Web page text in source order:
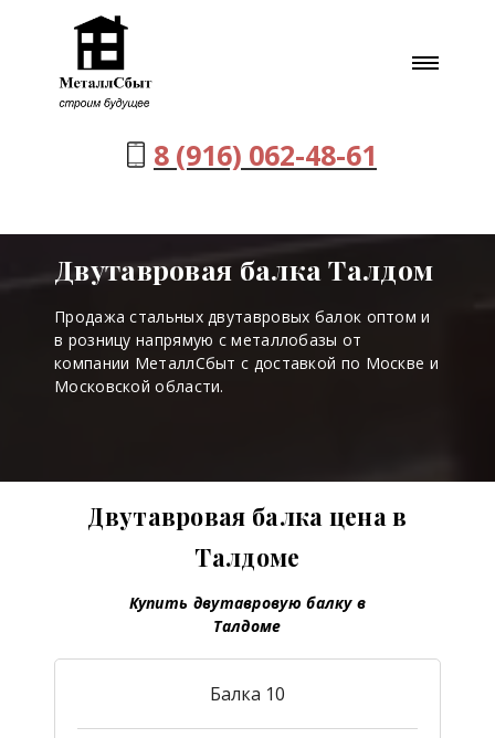
8 (916) 062-48-61
Двутавровая балка Талдом
Продажа стальных двутавровых балок оптом и
в розницу напрямую с металлобазы от
компании МеталлСбыт с доставкой по Москве и
Московской области.
Двутавровая балка цена в
Талдоме
Купить двутавровую балку в
Талдоме
Балка 10